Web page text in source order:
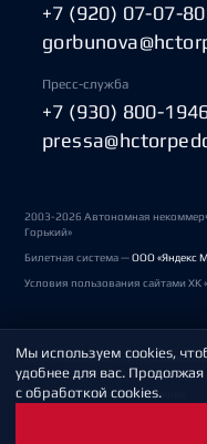
+7 (920) 07-07-
Пресс-служба
+7 (930) 800-
2003-2026 Автономная
Горький»
Билетная система —ООО «Яндекс
Условия пользования сайтами ХК
Политика обработки
Пользовательское соглашение
Мы используем cookies,
удобнее для вас.
с обработкой cookies.